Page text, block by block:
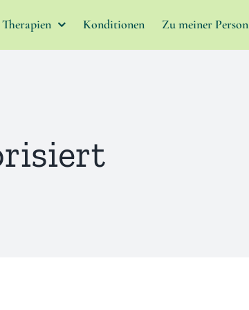
Therapien Konditionen Zu meiner Person